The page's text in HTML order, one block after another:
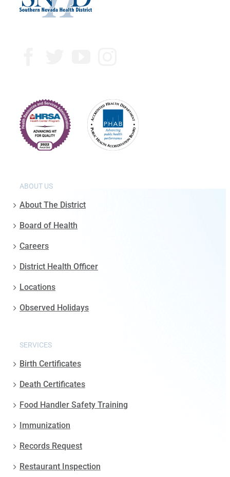
ABOUT US
About The District
Board of Health
Careers
District Health Officer
Locations
Observed Holidays
SERVICES
Birth Certificates
Death Certificates
Food Handler Safety Training
Immunization
Records Request
Restaurant Inspection